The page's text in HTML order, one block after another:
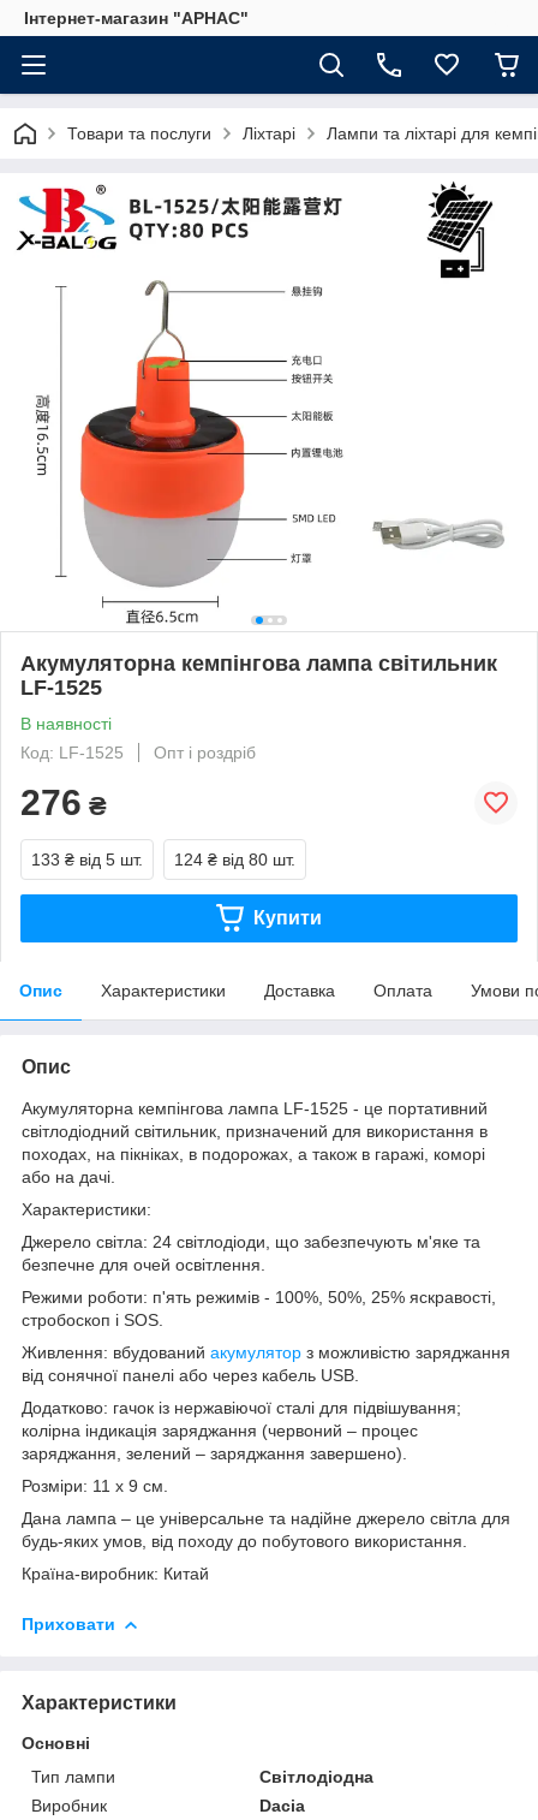
Інтернет-магазин "АРНАС"
Товари та послуги Ліхтарі Лампи та ліхтарі для
Акумуляторна кемпінгова лампа світильник
LF-1525
В наявності
Код: LF-1525
Опт і роздріб
276 ₴
133 ₴ від 5 шт. 124 ₴ від 80 шт.
Купити
Опис Характеристики Доставка Оплата Умови
Опис
Акумуляторна кемпінгова лампа LF-1525 - це портативний
світлодіодний світильник, призначений для використання в
походах, на пікніках, в подорожах, а також в гаражі, коморі
або на дачі.
Характеристики:
Джерело світла: 24 світлодіоди, що забезпечують м'яке та
безпечне для очей освітлення.
Режими роботи: п'ять режимів - 100%, 50%, 25% яскравості,
стробоскоп і SOS.
Живлення: вбудований акумулятор з можливістю заряджання
від сонячної панелі або через кабель USB.
Додатково: гачок із нержавіючої сталі для підвішування;
колірна індикація заряджання (червоний – процес
заряджання, зелений – заряджання завершено).
Розміри: 11 х 9 см.
Дана лампа – це універсальне та надійне джерело світла для
будь-яких умов, від походу до побутового використання.
Країна-виробник: Китай
Приховати
Характеристики
Основні
Тип лампи
Світлодіодна
Виробник
Dacia